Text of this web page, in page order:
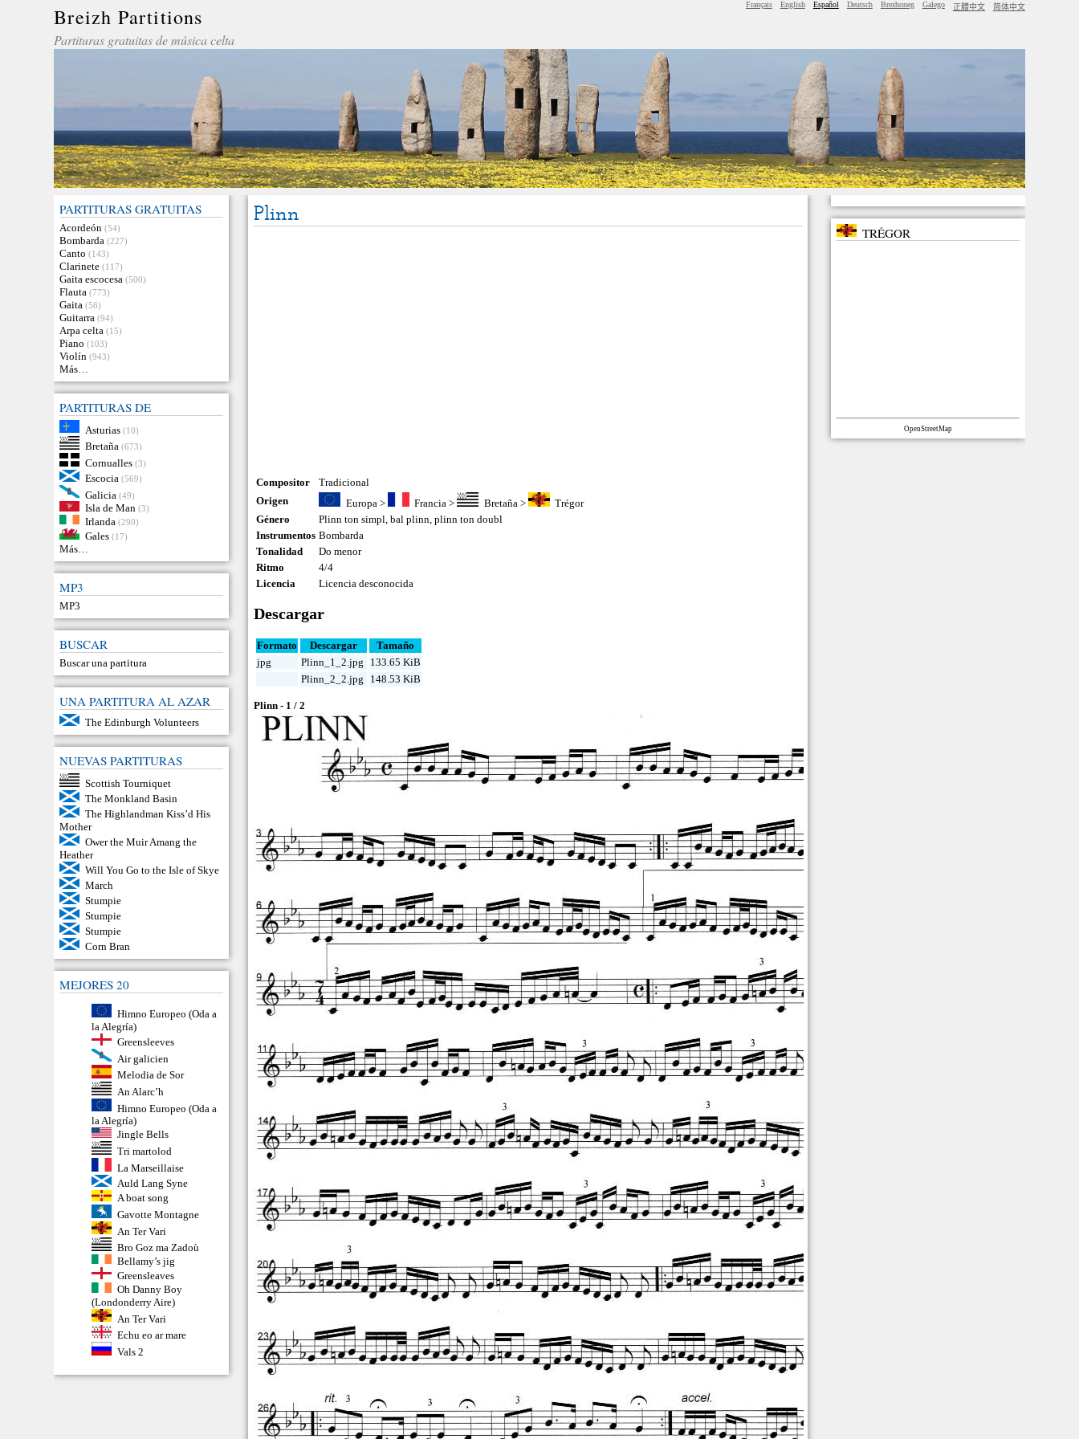
Breizh Partitions
Partituras gratuitas de música celta
Français English Español Deutsch Brezhoneg Galego 正體中文 简体中文
PARTITURAS GRATUITAS
Acordeón (54)
Bombarda (227)
Canto (143)
Clarinete (117)
Gaita escocesa (500)
Flauta (773)
Gaita (56)
Guitarra (94)
Arpa celta (15)
Piano (103)
Violín (943)
Más…
PARTITURAS DE
Asturias (10)
Bretaña (673)
Cornualles (3)
Escocia (569)
Galicia (49)
Isla de Man (3)
Irlanda (290)
Gales (17)
Más…
MP3
MP3
BUSCAR
Buscar una partitura
UNA PARTITURA AL AZAR
The Edinburgh Volunteers
NUEVAS PARTITURAS
Scottish Tourniquet
The Monkland Basin
The Highlandman Kiss’d His
Mother
Ower the Muir Amang the
Heather
Will You Go to the Isle of Skye
March
Stumpie
Stumpie
Stumpie
Corn Bran
MEJORES 20
Himno Europeo (Oda a
la Alegría)
Greensleeves
Air galicien
Melodia de Sor
An Alarc’h
Himno Europeo (Oda a
la Alegría)
Jingle Bells
Tri martolod
La Marseillaise
Auld Lang Syne
A boat song
Gavotte Montagne
An Ter Vari
Bro Goz ma Zadoù
Bellamy’s jig
Greensleaves
Oh Danny Boy
(Londonderry Aire)
An Ter Vari
Echu eo ar mare
Vals 2
Plinn
Compositor
Tradicional
Origen
Europa > Francia > Bretaña >
Trégor
Género
Plinn ton simpl ,bal plinn ,plinn ton doubl
Instrumentos Bombarda
Tonalidad
Do menor
Ritmo
4/4
Licencia
Licencia desconocida
Descargar
Formato Descargar
Tamaño
jpg
Plinn_1_2.jpg
133.65 KiB
Plinn_2_2.jpg
148.53 KiB
Plinn - 1 / 2
TRÉGOR
OpenStreetMap